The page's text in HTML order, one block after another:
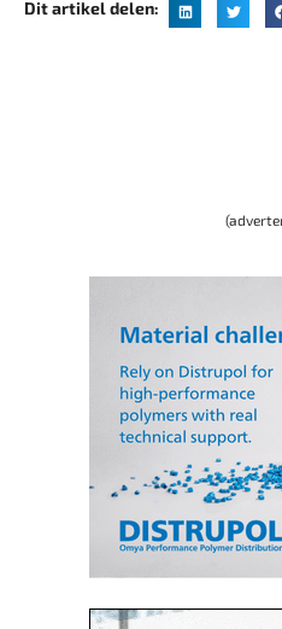
Dit artikel delen: